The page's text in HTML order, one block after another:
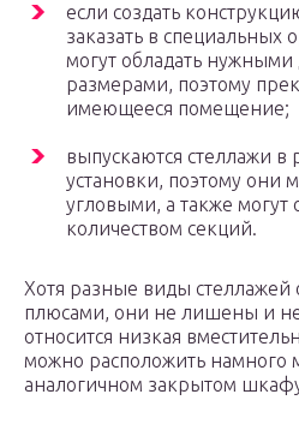
если создать
заказать в специальных
могут обладать нужными
размерами, поэтому
имеющееся помещение;
выпускаются стеллажи в
установки, поэтому они
угловыми, а также могут
количеством секций.
Хотя разные виды
плюсами, они не лишены и
относится низкая
можно расположить
аналогичном закрытом